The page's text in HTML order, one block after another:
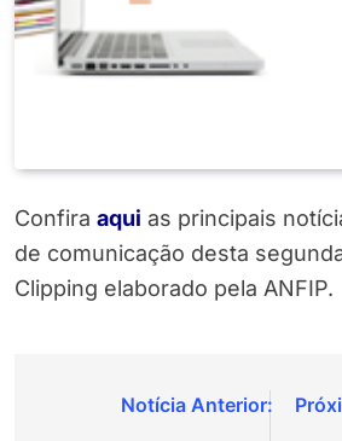
Confira aqui as principais
de comunicação desta
Clipping elaborado pela ANFIP.
Navegação